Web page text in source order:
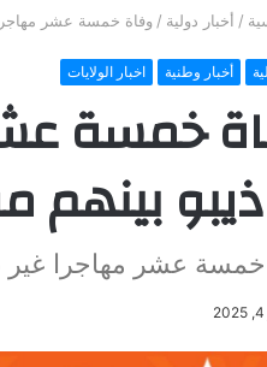
/ أخبار دولية / وفاة خمسة عشر مهاجرا
أخبار وطنية اخبار الولايات
خمسة
بينهم
عشر مهاجرا غير